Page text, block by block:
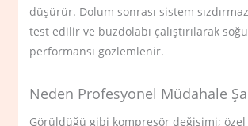
düşürür. Dolum sonrası sistem
test edilir ve buzdolabı çalıştırılarak
performansı gözlemlenir.
Neden Profesyonel Müdahale
Görüldüğü gibi kompresör değişimi;